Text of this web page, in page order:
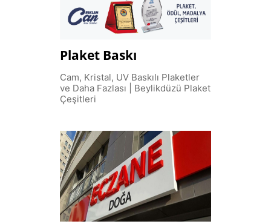
Plaket Baskı
Cam, Kristal, UV Baskılı Plaketler
ve Daha Fazlası | Beylikdüzü Plaket
Çeşitleri